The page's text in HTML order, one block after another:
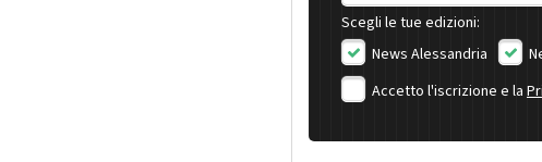
Scegli le tue edizioni:
News Alessandria
Accetto l'iscrizione e la